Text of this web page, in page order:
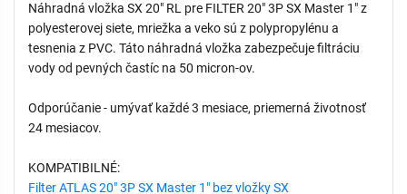
Náhradná vložka SX 20" RL pre FILTER 20" 3P SX Master 1" z
polyesterovej siete, mriežka a veko sú z polypropylénu a
tesnenia z PVC. Táto náhradná vložka zabezpečuje filtráciu
vody od pevných častíc na 50 micron-ov.
Odporúčanie - umývať každé 3 mesiace, priemerná životnosť
24 mesiacov.
KOMPATIBILNÉ:
Filter ATLAS 20" 3P SX Master 1" bez vložky SX